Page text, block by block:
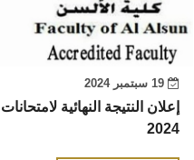
إعلان النتيجة النهائية
2024